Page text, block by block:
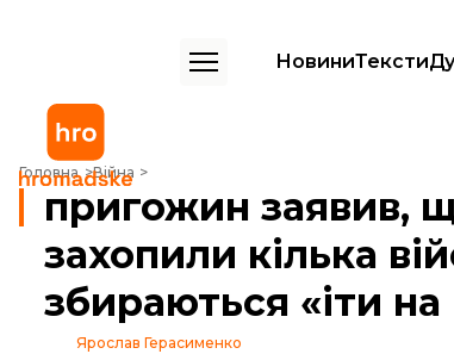
НовиниТексти
Головна Війна
пригожин заявив, що бойовики ПВК «Вагнер» захопили
пригожин заявив,
захопили кілька
збираються «іти
Ярослав Герасименко